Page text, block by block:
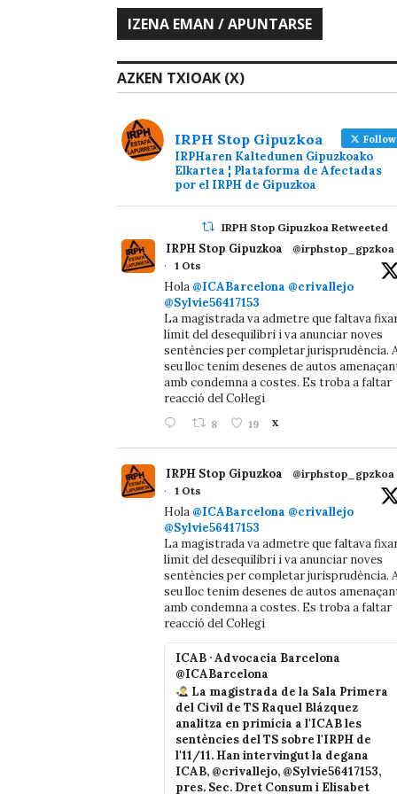
AZKEN TXIOAK (X)
IRPH Stop Gipuzkoa Follow
IRPHaren Kaltedunen Gipuzkoako
Elkartea ¦ Plataforma de Afectadas
por el IRPH de Gipuzkoa
IRPH Stop Gipuzkoa Retweeted
IRPH Stop Gipuzkoa
@irphstop_gpzkoa
·
1 Ots
Hola @ICABarcelona @crivallejo
@Sylvie56417153
La magistrada va admetre que faltava
límit del desequilibri i va anunciar noves
sentències per completar jurisprudència.
seu lloc tenim desenes de autos
amb condemna a costes. Es troba a faltar
reacció del Col·legi
8 19 X
IRPH Stop Gipuzkoa
@irphstop_gpzkoa
·
1 Ots
Hola @ICABarcelona @crivallejo
@Sylvie56417153
La magistrada va admetre que faltava
límit del desequilibri i va anunciar noves
sentències per completar jurisprudència.
seu lloc tenim desenes de autos
amb condemna a costes. Es troba a faltar
reacció del Col·legi
ICAB · Advocacia Barcelona
@ICABarcelona
La magistrada de la Sala Primera
del Civil de TS Raquel Blázquez
analitza en primícia a l'ICAB les
sentències del TS sobre l'IRPH de
l'11/11. Han intervingut la degana
ICAB, @crivallejo, @Sylvie56417153,
pres. Sec. Dret Consum i Elisabet